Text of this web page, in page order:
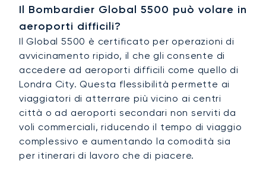
Il Bombardier Global 5500 può volare in
aeroporti difficili?
Il Global 5500 è certificato per operazioni di
avvicinamento ripido, il che gli consente di
accedere ad aeroporti difficili come quello di
Londra City. Questa flessibilità permette ai
viaggiatori di atterrare più vicino ai centri
città o ad aeroporti secondari non serviti da
voli commerciali, riducendo il tempo di viaggio
complessivo e aumentando la comodità sia
per itinerari di lavoro che di piacere.